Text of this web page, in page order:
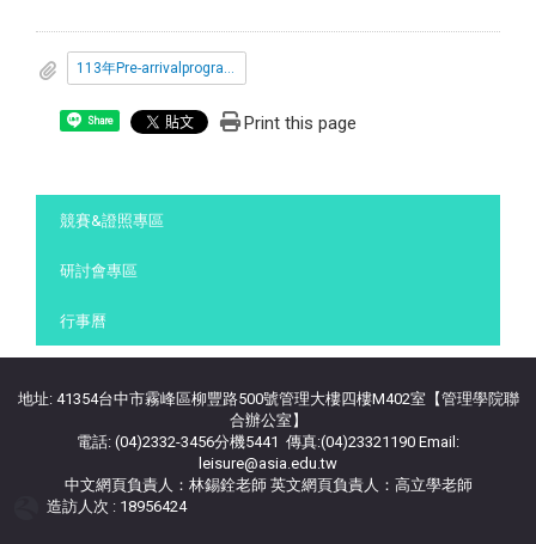
113年Pre-arrivalprogram相關資訊.pdf
Share Print this page
競賽&證照專區
研討會專區
行事曆
地址: 41354台中市霧峰區柳豐路500號管理大樓四樓M402室【管理學院聯
合辦公室】
電話: (04)2332-3456分機5441 傳真:(04)23321190 Email:
leisure@asia.edu.tw
中文網頁負責人：林錫銓老師 英文網頁負責人：高立學老師
造訪人次 : 18956424